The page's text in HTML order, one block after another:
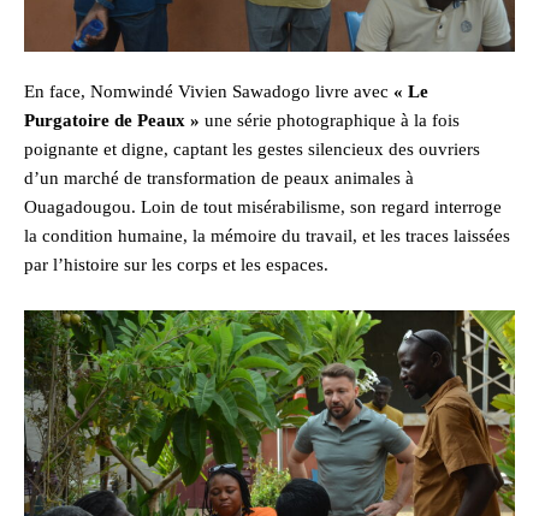
En face, Nomwindé Vivien Sawadogo livre avec « Le
Purgatoire de Peaux » une série photographique à la fois
poignante et digne, captant les gestes silencieux des ouvriers
d’un marché de transformation de peaux animales à
Ouagadougou. Loin de tout misérabilisme, son regard interroge
la condition humaine, la mémoire du travail, et les traces laissées
par l’histoire sur les corps et les espaces.